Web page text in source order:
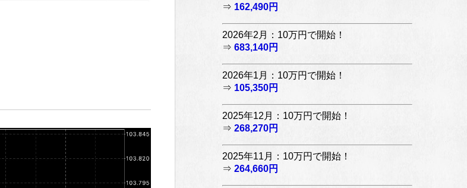
⇒ 162,490円
2026年2月：10万円で開始！
⇒ 683,140円
2026年1月：10万円で開始！
⇒ 105,350円
2025年12月：10万円で開始！
⇒ 268,270円
2025年11月：10万円で開始！
⇒ 264,660円